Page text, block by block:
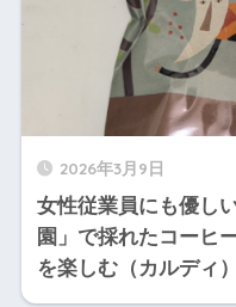
2026年3月9日
女性従業員にも優し
園」で採れたコーヒ
を楽しむ（カルディ）